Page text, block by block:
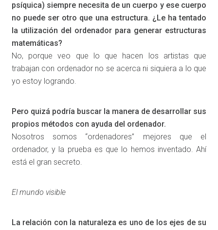
psíquica) siempre necesita de un cuerpo y ese cuerpo
no puede ser otro que una estructura. ¿Le ha tentado
la utilización del ordenador para generar estructuras
matemáticas?
No, porque veo que lo que hacen los artistas que
trabajan con ordenador no se acerca ni siquiera a lo que
yo estoy logrando.
Pero quizá podría buscar la manera de desarrollar sus
propios métodos con ayuda del ordenador.
Nosotros somos “ordenadores” mejores que el
ordenador, y la prueba es que lo hemos inventado. Ahí
está el gran secreto.
El mundo visible
La relación con la naturaleza es uno de los ejes de su